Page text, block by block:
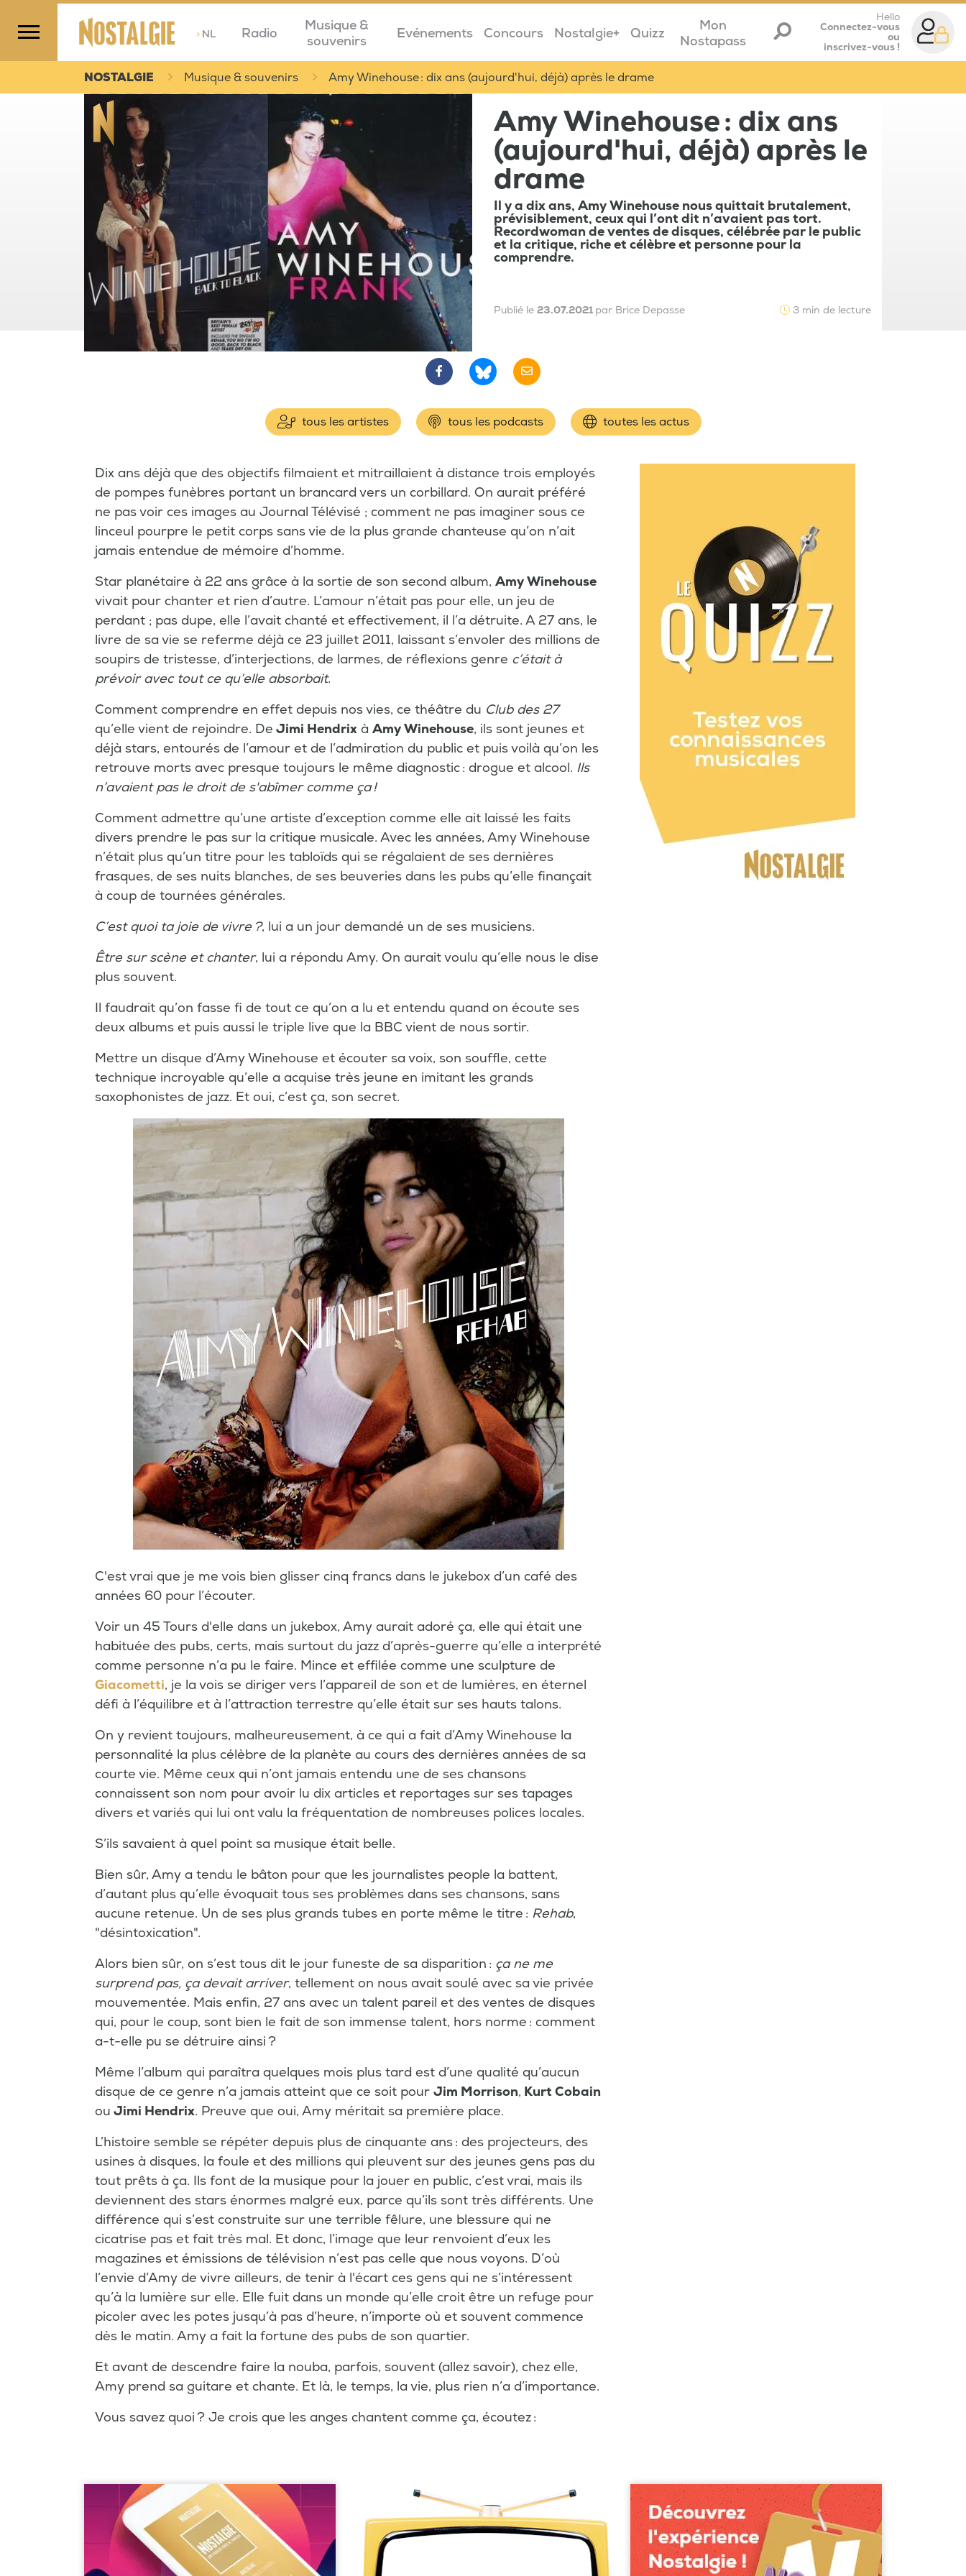
>NL Radio
Musique &
souvenirs
Evénements Concours Nostalgie+ Quizz
Mon
Nostapass
Hello
Connectez-vous
ou
inscrivez-vous !
NOSTALGIE Musique & souvenirs Amy Winehouse : dix ans (aujourd'hui, déjà) après le drame
Amy Winehouse : dix ans
(aujourd'hui, déjà) après le
drame
Il y a dix ans, Amy Winehouse nous quittait brutalement,
prévisiblement, ceux qui l’ont dit n’avaient pas tort.
Recordwoman de ventes de disques, célébrée par le public
et la critique, riche et célèbre et personne pour la
comprendre.
Publié le 23.07.2021 par Brice Depasse 3 min de lecture
tous les artistes tous les podcasts toutes les actus
Dix ans déjà que des objectifs filmaient et mitraillaient à distance trois employés
de pompes funèbres portant un brancard vers un corbillard. On aurait préféré
ne pas voir ces images au Journal Télévisé ; comment ne pas imaginer sous ce
linceul pourpre le petit corps sans vie de la plus grande chanteuse qu’on n’ait
jamais entendue de mémoire d’homme.
Star planétaire à 22 ans grâce à la sortie de son second album, Amy Winehouse
vivait pour chanter et rien d’autre. L’amour n’était pas pour elle, un jeu de
perdant ; pas dupe, elle l’avait chanté et effectivement, il l’a détruite. A 27 ans, le
livre de sa vie se referme déjà ce 23 juillet 2011, laissant s’envoler des millions de
soupirs de tristesse, d’interjections, de larmes, de réflexions genre c’était à
prévoir avec tout ce qu’elle absorbait.
Comment comprendre en effet depuis nos vies, ce théâtre du Club des 27
qu’elle vient de rejoindre. De Jimi Hendrix à Amy Winehouse, ils sont jeunes et
déjà stars, entourés de l’amour et de l’admiration du public et puis voilà qu’on les
retrouve morts avec presque toujours le même diagnostic : drogue et alcool. Ils
n’avaient pas le droit de s'abîmer comme ça !
Comment admettre qu’une artiste d’exception comme elle ait laissé les faits
divers prendre le pas sur la critique musicale. Avec les années, Amy Winehouse
n’était plus qu’un titre pour les tabloïds qui se régalaient de ses dernières
frasques, de ses nuits blanches, de ses beuveries dans les pubs qu’elle finançait
à coup de tournées générales.
C’est quoi ta joie de vivre ?, lui a un jour demandé un de ses musiciens.
Être sur scène et chanter, lui a répondu Amy. On aurait voulu qu’elle nous le dise
plus souvent.
Il faudrait qu’on fasse fi de tout ce qu’on a lu et entendu quand on écoute ses
deux albums et puis aussi le triple live que la BBC vient de nous sortir.
Mettre un disque d’Amy Winehouse et écouter sa voix, son souffle, cette
technique incroyable qu’elle a acquise très jeune en imitant les grands
saxophonistes de jazz. Et oui, c’est ça, son secret.
C'est vrai que je me vois bien glisser cinq francs dans le jukebox d’un café des
années 60 pour l’écouter.
Voir un 45 Tours d'elle dans un jukebox, Amy aurait adoré ça, elle qui était une
habituée des pubs, certs, mais surtout du jazz d’après-guerre qu’elle a interprété
comme personne n’a pu le faire. Mince et effilée comme une sculpture de
Giacometti, je la vois se diriger vers l’appareil de son et de lumières, en éternel
défi à l’équilibre et à l’attraction terrestre qu’elle était sur ses hauts talons.
On y revient toujours, malheureusement, à ce qui a fait d’Amy Winehouse la
personnalité la plus célèbre de la planète au cours des dernières années de sa
courte vie. Même ceux qui n’ont jamais entendu une de ses chansons
connaissent son nom pour avoir lu dix articles et reportages sur ses tapages
divers et variés qui lui ont valu la fréquentation de nombreuses polices locales.
S’ils savaient à quel point sa musique était belle.
Bien sûr, Amy a tendu le bâton pour que les journalistes people la battent,
d’autant plus qu’elle évoquait tous ses problèmes dans ses chansons, sans
aucune retenue. Un de ses plus grands tubes en porte même le titre : Rehab,
"désintoxication".
Alors bien sûr, on s’est tous dit le jour funeste de sa disparition : ça ne me
surprend pas, ça devait arriver, tellement on nous avait soulé avec sa vie privée
mouvementée. Mais enfin, 27 ans avec un talent pareil et des ventes de disques
qui, pour le coup, sont bien le fait de son immense talent, hors norme : comment
a-t-elle pu se détruire ainsi ?
Même l’album qui paraîtra quelques mois plus tard est d’une qualité qu’aucun
disque de ce genre n’a jamais atteint que ce soit pour Jim Morrison, Kurt Cobain
ou Jimi Hendrix. Preuve que oui, Amy méritait sa première place.
L’histoire semble se répéter depuis plus de cinquante ans : des projecteurs, des
usines à disques, la foule et des millions qui pleuvent sur des jeunes gens pas du
tout prêts à ça. Ils font de la musique pour la jouer en public, c’est vrai, mais ils
deviennent des stars énormes malgré eux, parce qu’ils sont très différents. Une
différence qui s’est construite sur une terrible fêlure, une blessure qui ne
cicatrise pas et fait très mal. Et donc, l’image que leur renvoient d’eux les
magazines et émissions de télévision n’est pas celle que nous voyons. D’où
l’envie d’Amy de vivre ailleurs, de tenir à l'écart ces gens qui ne s’intéressent
qu’à la lumière sur elle. Elle fuit dans un monde qu’elle croit être un refuge pour
picoler avec les potes jusqu’à pas d’heure, n’importe où et souvent commence
dès le matin. Amy a fait la fortune des pubs de son quartier.
Et avant de descendre faire la nouba, parfois, souvent (allez savoir), chez elle,
Amy prend sa guitare et chante. Et là, le temps, la vie, plus rien n’a d’importance.
Vous savez quoi ? Je crois que les anges chantent comme ça, écoutez :